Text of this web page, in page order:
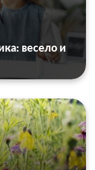
весело и